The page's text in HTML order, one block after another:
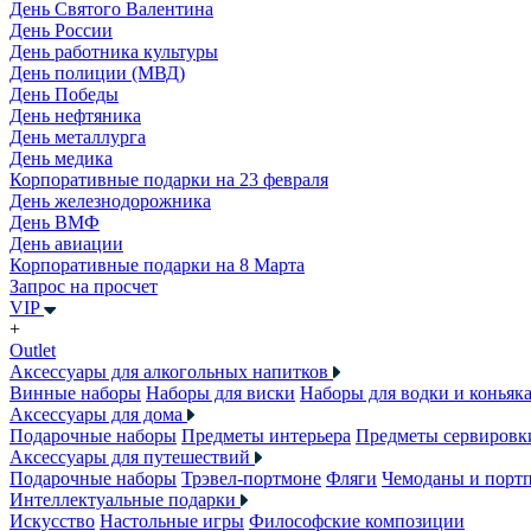
День Святого Валентина
День России
День работника культуры
День полиции (МВД)
День Победы
День нефтяника
День металлурга
День медика
Корпоративные подарки на 23 февраля
День железнодорожника
День ВМФ
День авиации
Корпоративные подарки на 8 Марта
Запрос на просчет
VIP
+
Outlet
Аксессуары для алкогольных напитков
Винные наборы Наборы для виски Наборы для водки и коньяка
Аксессуары для дома
Подарочные наборы Предметы интерьера Предметы
Аксессуары для путешествий
Подарочные наборы Трэвел-портмоне Фляги Чемоданы и
Интеллектуальные подарки
Искусство Настольные игры Философские композиции